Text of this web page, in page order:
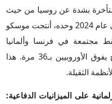
متأخرة بشدة عن روسيا من حيث
حجم وتطور العتاد العسكري؛ ففي عام 2024 وحده، أنتجت موسكو
دبابة قتال، مقابل 50 فقط مجتمعة في فرنسا وألمانيا
وبريطانيا وبولندا؛ أي بمعدل إنتاج يفوق الأوروبيين بـ36 مرة. هذا
الثقيلة.
على الميزانيات الدفاعية: